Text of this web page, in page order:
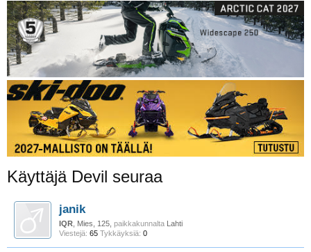
Käyttäjä Devil seuraa
janik
IQR , Mies, 125, paikkakunnalta Lahti
Viestejä: 65 Tykkäyksiä: 0